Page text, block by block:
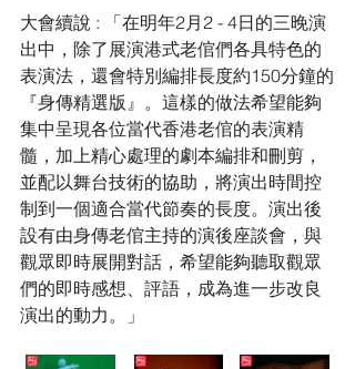
大會續說 : 「在明年2月2 - 4日的三晚演
出中，除了展演港式老倌們各具特色的
表演法，還會特別編排長度約150分鐘的
『身傳精選版』。這樣的做法希望能夠
集中呈現各位當代香港老倌的表演精
髓，加上精心處理的劇本編排和刪剪，
並配以舞台技術的協助，將演出時間控
制到一個適合當代節奏的長度。演出後
設有由身傳老倌主持的演後座談會，與
觀眾即時展開對話，希望能夠聽取觀眾
們的即時感想、評語，成為進一步改良
演出的動力。」